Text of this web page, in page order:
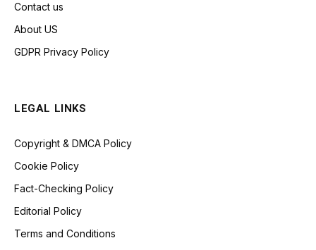
Contact us
About US
GDPR Privacy Policy
LEGAL LINKS
Copyright & DMCA Policy
Cookie Policy
Fact-Checking Policy
Editorial Policy
Terms and Conditions